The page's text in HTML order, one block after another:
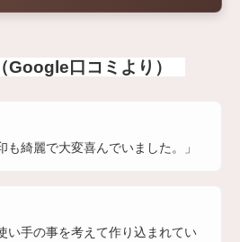
Google口コミより）
も綺麗で大変喜んでいました。」
い手の事を考えて作り込まれてい